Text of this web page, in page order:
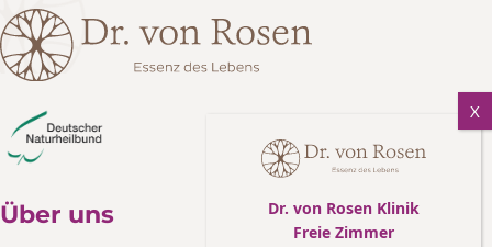
Über uns
Dr. von Rosen Klinik
Freie Zimmer